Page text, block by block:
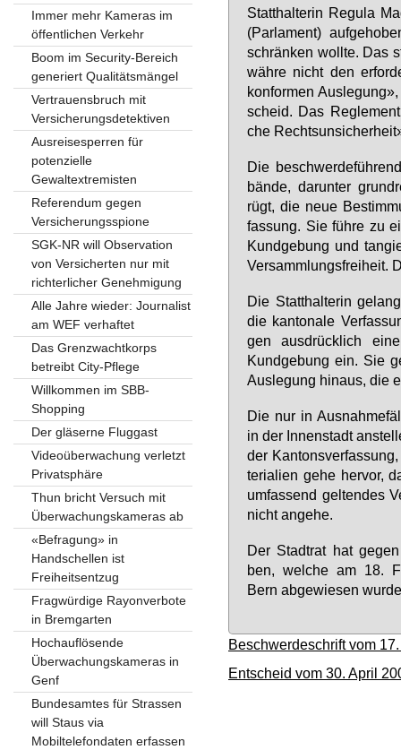
Statt­hal­te­rin Re­gu­la
(Par­la­ment)
schrän­ken woll­te. Das
wäh­re nicht den
kon­for­men
scheid. Das
che
Die
bän­de, dar­un­ter
rügt, die neue
fas­sung. Sie füh­re zu
Kund­ge­bung und
Ver­samm­lungs­frei­heit.
Die Statt­hal­te­rin
die kan­to­na­le
gen aus­drück­lich
Kund­ge­bung ein. Sie
Aus­le­gung hin­aus, die
Die nur in
in der In­nen­stadt
der
te­ria­li­en ge­he her­vor,
um­fas­send gel­ten­des
nicht an­ge­he.
Der Stadt­rat hat
ben, wel­che am 18.
Bern ab­ge­wie­sen
Beschwerdeschrift vom
Entscheid vom 30. April
Immer mehr Kameras im
öffentlichen Verkehr
Boom im Security-Bereich
generiert Qualitätsmängel
Vertrauensbruch mit
Versicherungsdetektiven
Ausreisesperren für
potenzielle
Gewaltextremisten
Referendum gegen
Versicherungsspione
SGK-NR will Observation
von Versicherten nur mit
richterlicher Genehmigung
Alle Jahre wieder: Journalist
am WEF verhaftet
Das Grenzwachtkorps
betreibt City-Pflege
Willkommen im SBB-
Shopping
Der gläserne Fluggast
Videoüberwachung verletzt
Privatsphäre
Thun bricht Versuch mit
Überwachungskameras ab
«Befragung» in
Handschellen ist
Freiheitsentzug
Fragwürdige Rayonverbote
in Bremgarten
Hochauflösende
Überwachungskameras in
Genf
Bundesamtes für Strassen
will Staus via
Mobiltelefondaten erfassen